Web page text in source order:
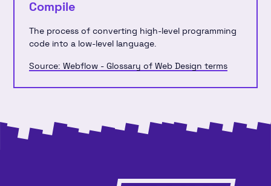
Compile
The process of converting high-level programming
code into a low-level language.
Source: Webflow - Glossary of Web Design terms